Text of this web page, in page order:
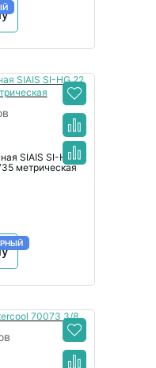
SIAIS SI-HG
метрическая